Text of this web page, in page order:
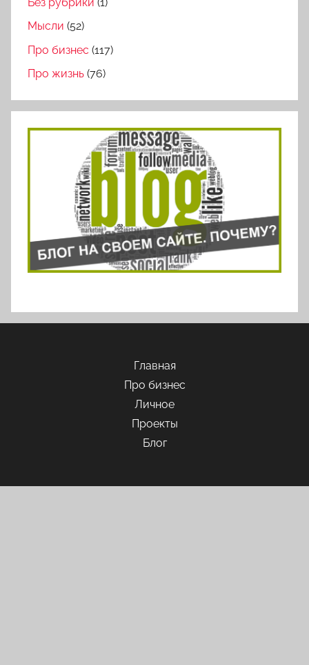
Мысли (52)
Про бизнес (117)
Про жизнь (76)
Главная
Про бизнес
Личное
Проекты
Блог